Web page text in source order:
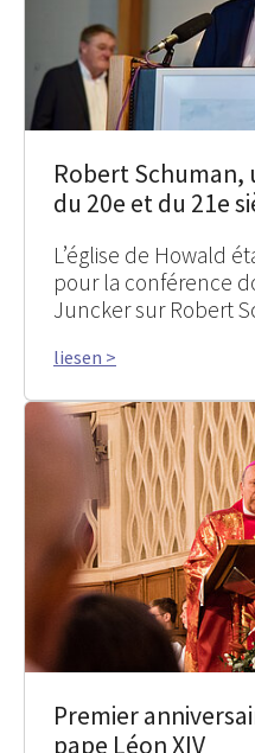
Robert Schuman,
du 20e et du 21e
L’église de Howald
pour la conférence
Juncker sur Robert
liesen >
Premier
pape Léon XIV